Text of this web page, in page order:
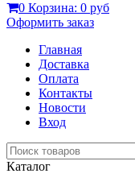
0 Корзина: 0 руб
Оформить заказ
Главная
Доставка
Оплата
Контакты
Новости
Вход
Каталог